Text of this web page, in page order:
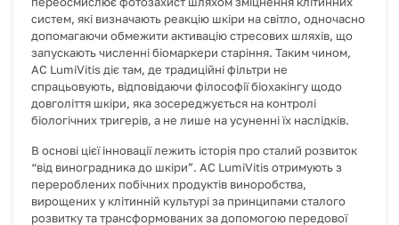
систем, які визначають реакцію шкіри на світло, одночасно
допомагаючи обмежити активацію стресових шляхів, що
запускають численні біомаркери старіння. Таким чином,
AC LumiVitis діє там, де традиційні фільтри не
спрацьовують, відповідаючи філософії біохакінгу щодо
довголіття шкіри, яка зосереджується на контролі
біологічних тригерів, а не лише на усуненні їх наслідків.
В основі цієї інновації лежить історія про сталий розвиток
“від виноградника до шкіри”. AC LumiVitis отримують з
перероблених побічних продуктів виноробства,
вирощених у клітинній культурі за принципами сталого
розвитку та трансформованих за допомогою передової